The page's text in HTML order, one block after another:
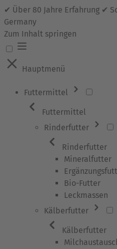
✔ Über 80 Jahre Erfahrung ✔
Germany
Zum Inhalt springen
Hauptmenü
Futtermittel
Futtermittel
Rinderfutter
Rinderfutter
Mineralfutter
Bio-Futter
Leckmassen
Kälberfutter
Kälberfutter